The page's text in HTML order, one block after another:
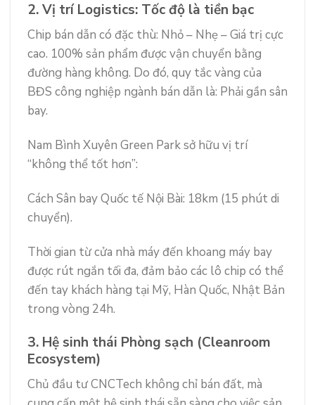
2. Vị trí Logistics: Tốc độ là tiền bạc
Chip bán dẫn có đặc thù: Nhỏ – Nhẹ – Giá trị cực
cao. 100% sản phẩm được vận chuyển bằng
đường hàng không. Do đó, quy tắc vàng của
BĐS công nghiệp ngành bán dẫn là: Phải gần sân
bay.
Nam Bình Xuyên Green Park sở hữu vị trí
“không thể tốt hơn”:
Cách Sân bay Quốc tế Nội Bài: 18km (15 phút di
chuyển).
Thời gian từ cửa nhà máy đến khoang máy bay
được rút ngắn tối đa, đảm bảo các lô chip có thể
đến tay khách hàng tại Mỹ, Hàn Quốc, Nhật Bản
trong vòng 24h.
3. Hệ sinh thái Phòng sạch (Cleanroom
Ecosystem)
Chủ đầu tư CNCTech không chỉ bán đất, mà